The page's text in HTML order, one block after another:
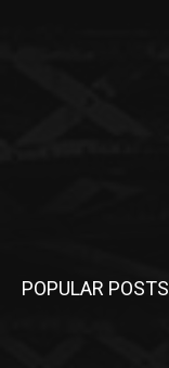
POPULAR POSTS